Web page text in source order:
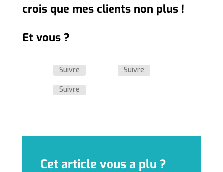
crois que mes clients non plus !
Et vous ?
Suivre Suivre
Suivre
Cet article vous a plu ?